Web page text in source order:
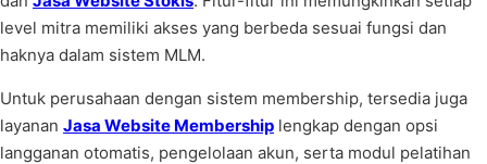
level mitra memiliki akses yang berbeda sesuai fungsi dan
haknya dalam sistem MLM.
Untuk perusahaan dengan sistem membership, tersedia juga
layanan Jasa Website Membership lengkap dengan opsi
langganan otomatis, pengelolaan akun, serta modul pelatihan